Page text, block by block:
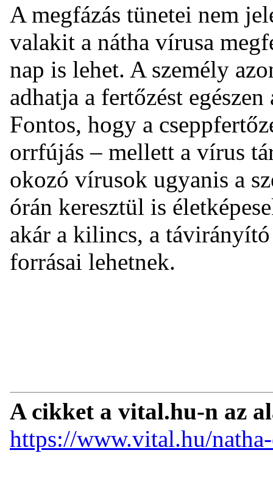
A megfázás tünetei nem
valakit a nátha vírusa
nap is lehet. A személy
adhatja a fertőzést
Fontos, hogy a
orrfújás – mellett a vírus
okozó vírusok ugyanis a
órán keresztül is
akár a kilincs, a
forrásai lehetnek.
A cikket a vital.hu-n az
https://www.vital.hu/